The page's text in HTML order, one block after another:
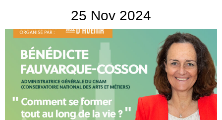
25 Nov 2024